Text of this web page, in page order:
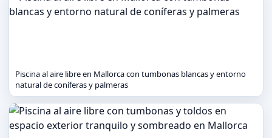
Piscina al aire libre en Mallorca con tumbonas blancas y entorno
natural de coníferas y palmeras